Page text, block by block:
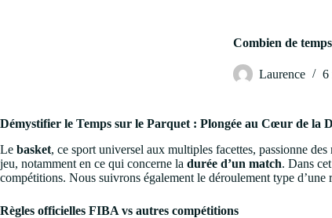
Combien de
Laurence 6
Démystifier le Temps sur le Parquet : Plongée au Cœur de la
Le basket, ce sport universel aux multiples facettes, passionne
jeu, notamment en ce qui concerne la durée d’un match. Dans
compétitions. Nous suivrons également le déroulement type
Règles officielles FIBA vs autres compétitions